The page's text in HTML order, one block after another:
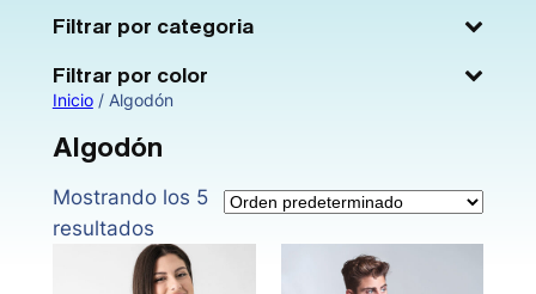
Filtrar por categoria
Filtrar por color
Inicio/ Algodón
Algodón
Mostrando los 5
resultados